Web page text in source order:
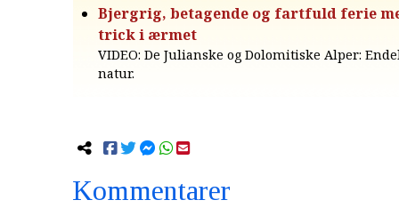
Bjergrig, betagende og fartfuld ferie
trick i ærmet
VIDEO: De Julianske og Dolomitiske Alper:
natur.
Kommentarer